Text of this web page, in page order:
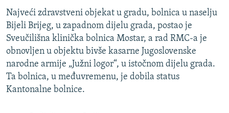
Najveći zdravstveni objekat u gradu, bolnica u naselju
Bijeli Brijeg, u zapadnom dijelu grada, postao je
Sveučilišna klinička bolnica Mostar, a rad RMC-a je
obnovljen u objektu bivše kasarne Jugoslovenske
narodne armije „Južni logor“, u istočnom dijelu grada.
Ta bolnica, u međuvremenu, je dobila status
Kantonalne bolnice.